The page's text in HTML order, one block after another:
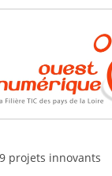
projets innovants